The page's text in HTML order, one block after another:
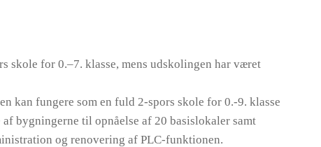
skole for 0.–7. klasse, mens udskolingen har været
kan fungere som en fuld 2-spors skole for 0.-9. klasse
bygningerne til opnåelse af 20 basislokaler samt
og renovering af PLC-funktionen.